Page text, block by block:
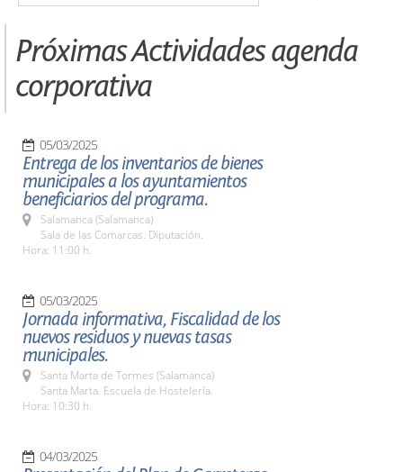
Próximas Actividades agenda
corporativa
05/03/2025
Entrega de los inventarios de bienes
municipales a los ayuntamientos
beneficiarios del programa.
Salamanca (Salamanca)
Sala de las Comarcas. Diputación.
Hora: 11:00 h.
05/03/2025
Jornada informativa, Fiscalidad de los
nuevos residuos y nuevas tasas
municipales.
Santa Marta de Tormes (Salamanca)
Santa Marta. Escuela de Hostelería.
Hora: 10:30 h.
04/03/2025